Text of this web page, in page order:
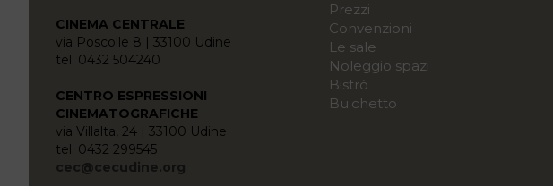
CINEMA CENTRALE
via Poscolle 8 | 33100 Udine
tel. 0432 504240
CENTRO ESPRESSIONI
CINEMATOGRAFICHE
via Villalta, 24 | 33100 Udine
tel. 0432 299545
cec@cecudine.org
Prezzi
Convenzioni
Le sale
Noleggio spazi
Bistrò
Bu.chetto